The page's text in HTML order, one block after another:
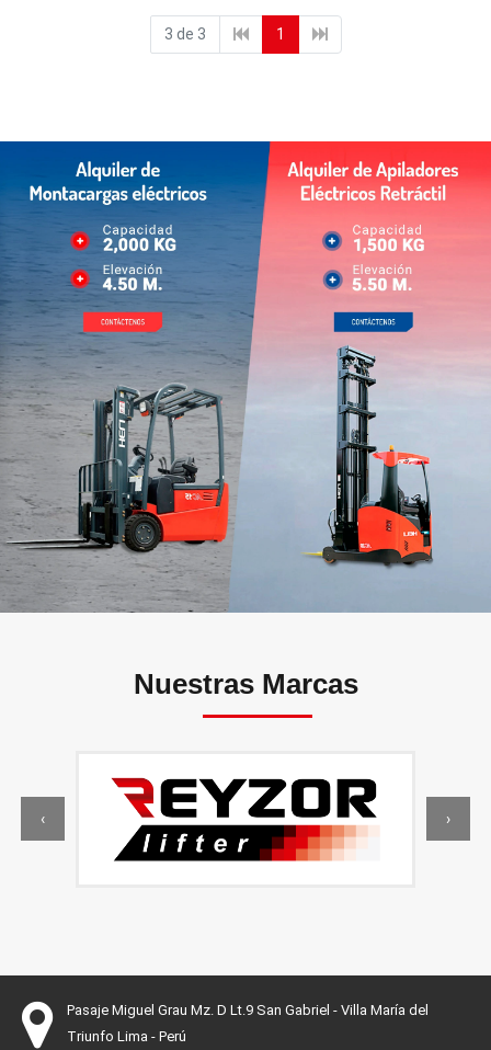
3 de 3 1
Nuestras Marcas
‹ ›
Pasaje Miguel Grau Mz. D Lt.9 San Gabriel - Villa María del
Triunfo Lima - Perú